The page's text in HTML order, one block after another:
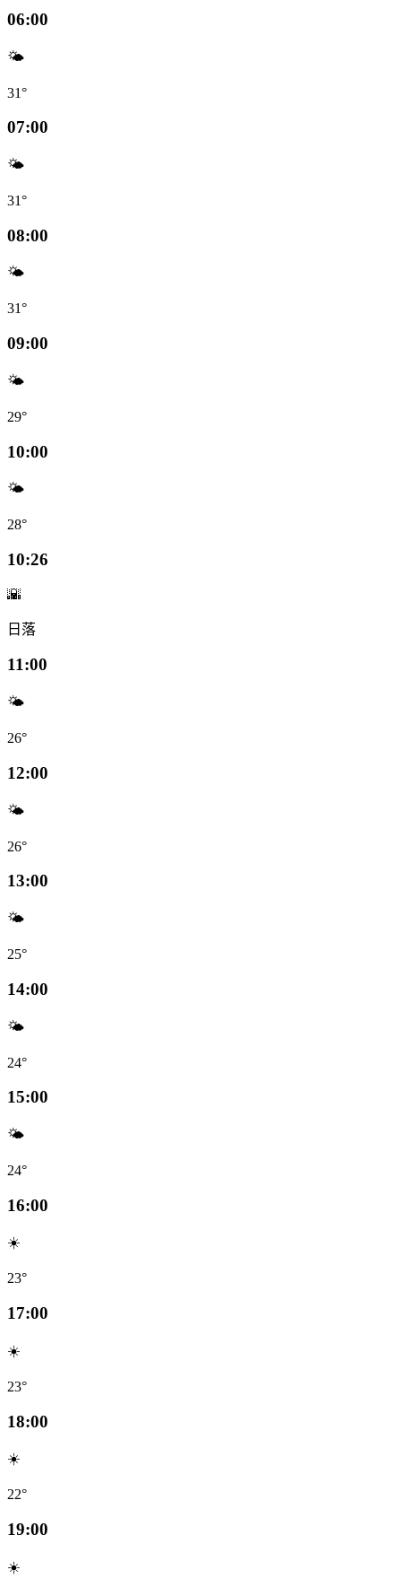
06:00
🌤️
31°
07:00
🌤️
31°
08:00
🌤️
31°
09:00
🌤️
29°
10:00
🌤️
28°
10:26
🌇
日落
11:00
🌤️
26°
12:00
🌤️
26°
13:00
🌤️
25°
14:00
🌤️
24°
15:00
🌤️
24°
16:00
☀️
23°
17:00
☀️
23°
18:00
☀️
22°
19:00
☀️